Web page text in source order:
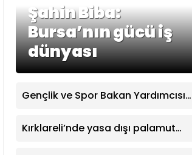
Şahin Biba:
Bursa’nın gücü iş
dünyası
Gençlik ve Spor Bakan Yardımcısı
olimpiyatta madalya alacak
Kırklareli’nde yasa dışı palamut